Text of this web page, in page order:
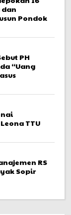
dan
Pondok
PH
“Uang
TTU
RS
Sopir